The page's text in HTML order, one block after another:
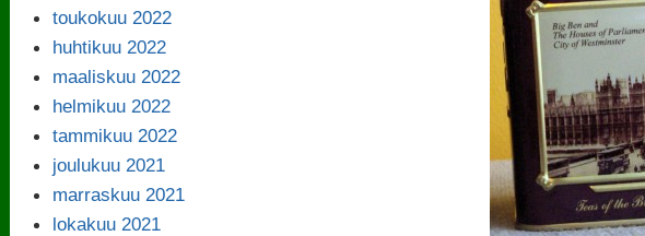
toukokuu 2022
huhtikuu 2022
maaliskuu 2022
helmikuu 2022
tammikuu 2022
joulukuu 2021
marraskuu 2021
lokakuu 2021